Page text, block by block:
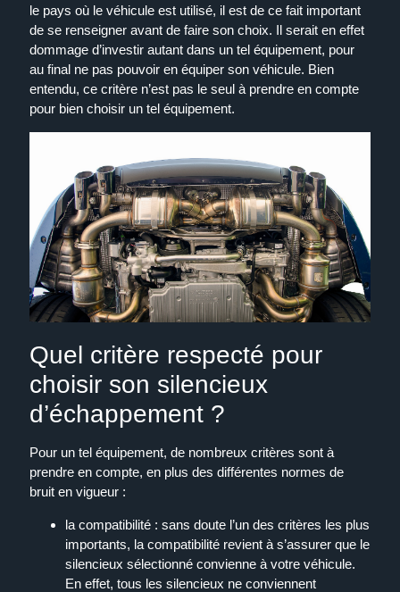
le pays où le véhicule est utilisé, il est de ce fait important
de se renseigner avant de faire son choix. Il serait en effet
dommage d’investir autant dans un tel équipement, pour
au final ne pas pouvoir en équiper son véhicule. Bien
entendu, ce critère n’est pas le seul à prendre en compte
pour bien choisir un tel équipement.
Quel critère respecté pour
choisir son silencieux
d’échappement ?
Pour un tel équipement, de nombreux critères sont à
prendre en compte, en plus des différentes normes de
bruit en vigueur :
la compatibilité : sans doute l’un des critères les plus
importants, la compatibilité revient à s’assurer que le
silencieux sélectionné convienne à votre véhicule.
En effet, tous les silencieux ne conviennent